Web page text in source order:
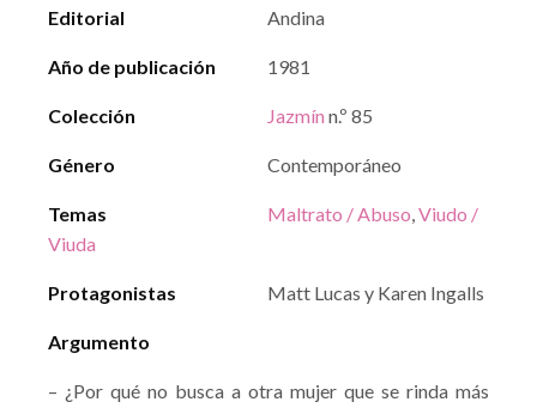
Editorial Andina
Año de publicación 1981
Colección Jazmín n.º 85
Género Contemporáneo
Temas Maltrato / Abuso,Viudo /
Viuda
Protagonistas Matt Lucas y Karen Ingalls
Argumento
– ¿Por qué no busca a otra mujer que se rinda más